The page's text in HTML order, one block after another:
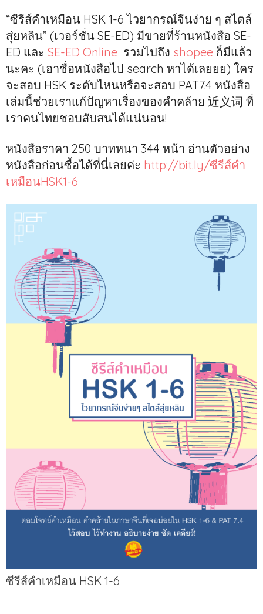
“ซีรีส์คำเหมือน HSK 1-6 ไวยากรณ์จีนง่าย ๆ สไตล์
สุ่ยหลิน” (เวอร์ชั่น SE-ED) มีขายที่ร้านหนังสือ SE-
ED และ SE-ED Online รวมไปถึง shopee ก็มีแล้ว
นะคะ (เอาชื่อหนังสือไป search หาได้เลยยย) ใคร
จะสอบ HSK ระดับไหนหรือจะสอบ PAT7.4 หนังสือ
เล่มนี้ช่วยเราแก้ปัญหาเรื่องของคำคล้าย 近义词 ที่
เราคนไทยชอบสับสนได้แน่นอน!
หนังสือราคา 250 บาทหนา 344 หน้า อ่านตัวอย่าง
หนังสือก่อนซื้อได้ที่นี่เลยค่ะ http://bit.ly/ซีรีส์คำ
เหมือนHSK1-6
ซีรีส์คำเหมือน HSK 1-6